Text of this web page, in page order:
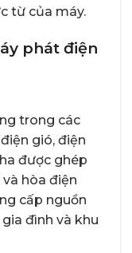
từ của máy.
phát điện
trong các
gió, điện
được ghép
hòa điện
cấp nguồn
đình và khu